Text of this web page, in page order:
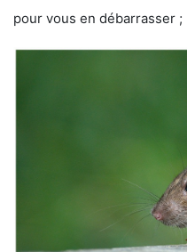
pour vous en débarrasser ;